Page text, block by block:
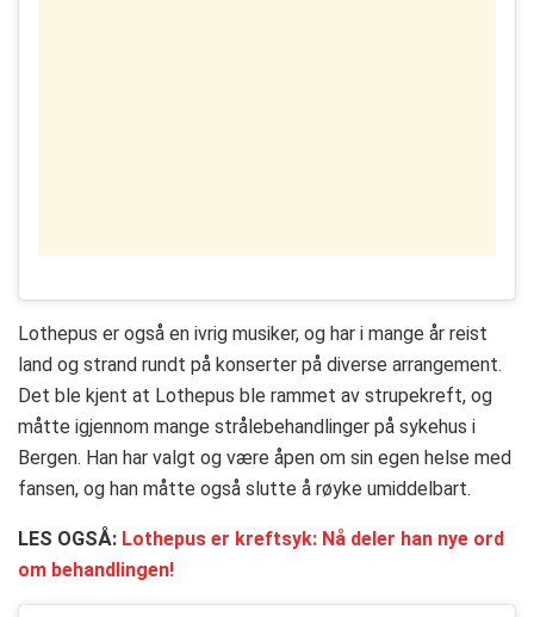
Lothepus er også en ivrig musiker, og har i mange år reist
land og strand rundt på konserter på diverse arrangement.
Det ble kjent at Lothepus ble rammet av strupekreft, og
måtte igjennom mange strålebehandlinger på sykehus i
Bergen. Han har valgt og være åpen om sin egen helse med
fansen, og han måtte også slutte å røyke umiddelbart.
LES OGSÅ: Lothepus er kreftsyk: Nå deler han nye ord
om behandlingen!